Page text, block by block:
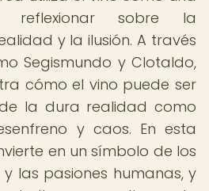
reflexionar sobre la
y la ilusión. A través
Segismundo y Clotaldo,
cómo el vino puede ser
la dura realidad como
y caos. En esta
en un símbolo de los
las pasiones humanas, y